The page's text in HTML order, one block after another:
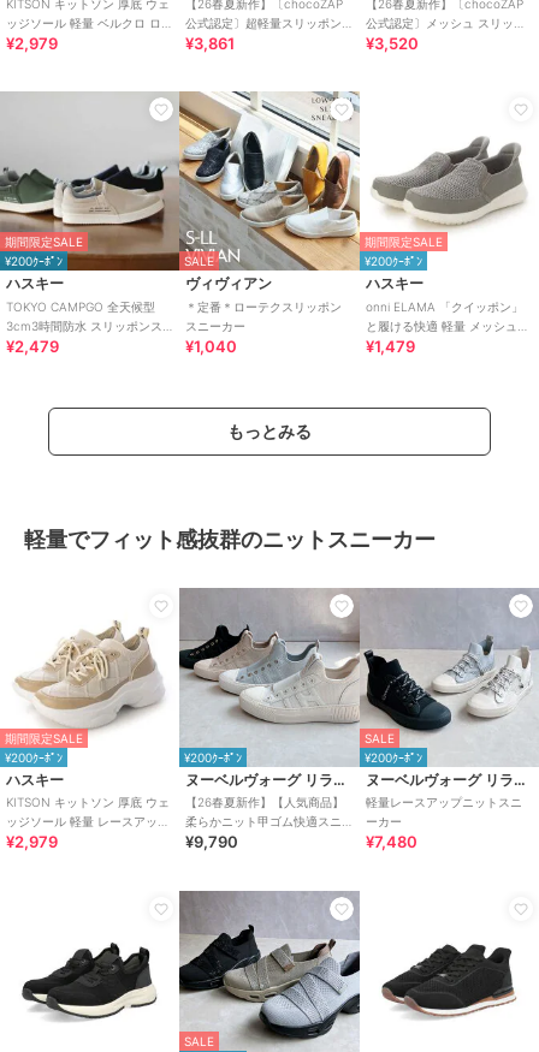
KITSON キットソン 厚底 ウェ
ッジソール 軽量 ベルクロ ロー
カットスリッポン スニーカー
¥2,979
【26春夏新作】〔chocoZAP
公式認定〕超軽量スリッポン
スニーカー
¥3,861
【26春夏新作】〔chocoZAP
公式認定〕メッシュ スリッポ
ン スニーカーサンダル
¥3,520
期間限定SALE
¥200ｸｰﾎﾟﾝ
ハスキー
TOKYO CAMPGO 全天候型
3cm3時間防水 スリッポンス
ニーカー
¥2,479
SALE
ヴィヴィアン
＊定番＊ローテクスリッポン
スニーカー
¥1,040
期間限定SALE
¥200ｸｰﾎﾟﾝ
ハスキー
onni ELAMA 「クイッポン」
と履ける快適 軽量 メッシュカ
ジュアルスリッポン
¥1,479
もっとみる
軽量でフィット感抜群のニットスニーカー
期間限定SALE
¥200ｸｰﾎﾟﾝ
ハスキー
KITSON キットソン 厚底 ウェ
ッジソール 軽量 レースアップ
ニットスニーカー
¥2,979
¥200ｸｰﾎﾟﾝ
ヌーベルヴォーグ リラックス
【26春夏新作】【人気商品】
柔らかニット甲ゴム快適スニ
ーカー
¥9,790
SALE
¥200ｸｰﾎﾟﾝ
ヌーベルヴォーグ リラックス
軽量レースアップニットスニ
ーカー
¥7,480
SALE